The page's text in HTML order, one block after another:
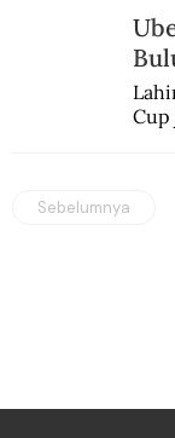
Cup
Sebelumnya